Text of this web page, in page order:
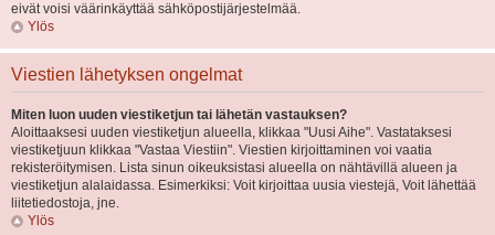
eivät voisi väärinkäyttää sähköpostijärjestelmää.
Ylös
Viestien lähetyksen ongelmat
Miten luon uuden viestiketjun tai lähetän vastauksen?
Aloittaaksesi uuden viestiketjun alueella, klikkaa "Uusi Aihe". Vastataksesi
viestiketjuun klikkaa "Vastaa Viestiin". Viestien kirjoittaminen voi vaatia
rekisteröitymisen. Lista sinun oikeuksistasi alueella on nähtävillä alueen ja
viestiketjun alalaidassa. Esimerkiksi: Voit kirjoittaa uusia viestejä, Voit lähettää
liitetiedostoja, jne.
Ylös